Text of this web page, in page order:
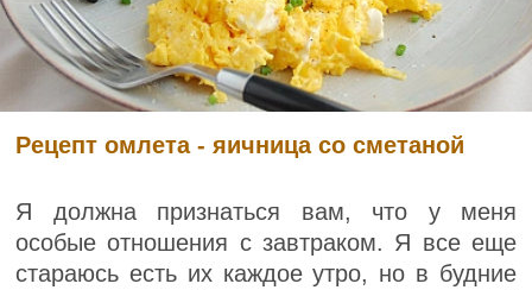
Рецепт омлета - яичница со сметаной
Я должна признаться вам, что у меня
особые отношения с завтраком. Я все еще
стараюсь есть их каждое утро, но в будние